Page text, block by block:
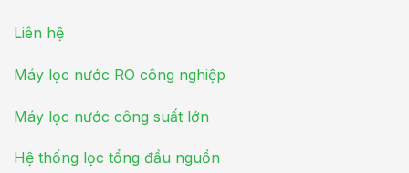
Liên hệ
Máy lọc nước RO công nghiệp
Máy lọc nước công suất lớn
Hệ thống lọc tổng đầu nguồn